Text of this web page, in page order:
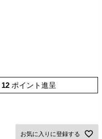
12 ポイント進呈
お気に入りに登録する